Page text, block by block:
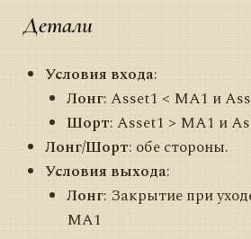
Детали
Условия входа:
Лонг: Asset1 < MA1 и
Шорт: Asset1 > MA1 и
Лонг/Шорт: обе стороны.
Условия выхода:
Лонг: Закрытие при
MA1